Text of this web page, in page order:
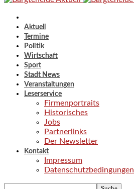
Aktuell
Termine
Politik
Wirtschaft
Sport
Stadt News
Veranstaltungen
Leserservice
Firmenportraits
Historisches
Jobs
Partnerlinks
Der Newsletter
Kontakt
Impressum
Datenschutzbedingungen